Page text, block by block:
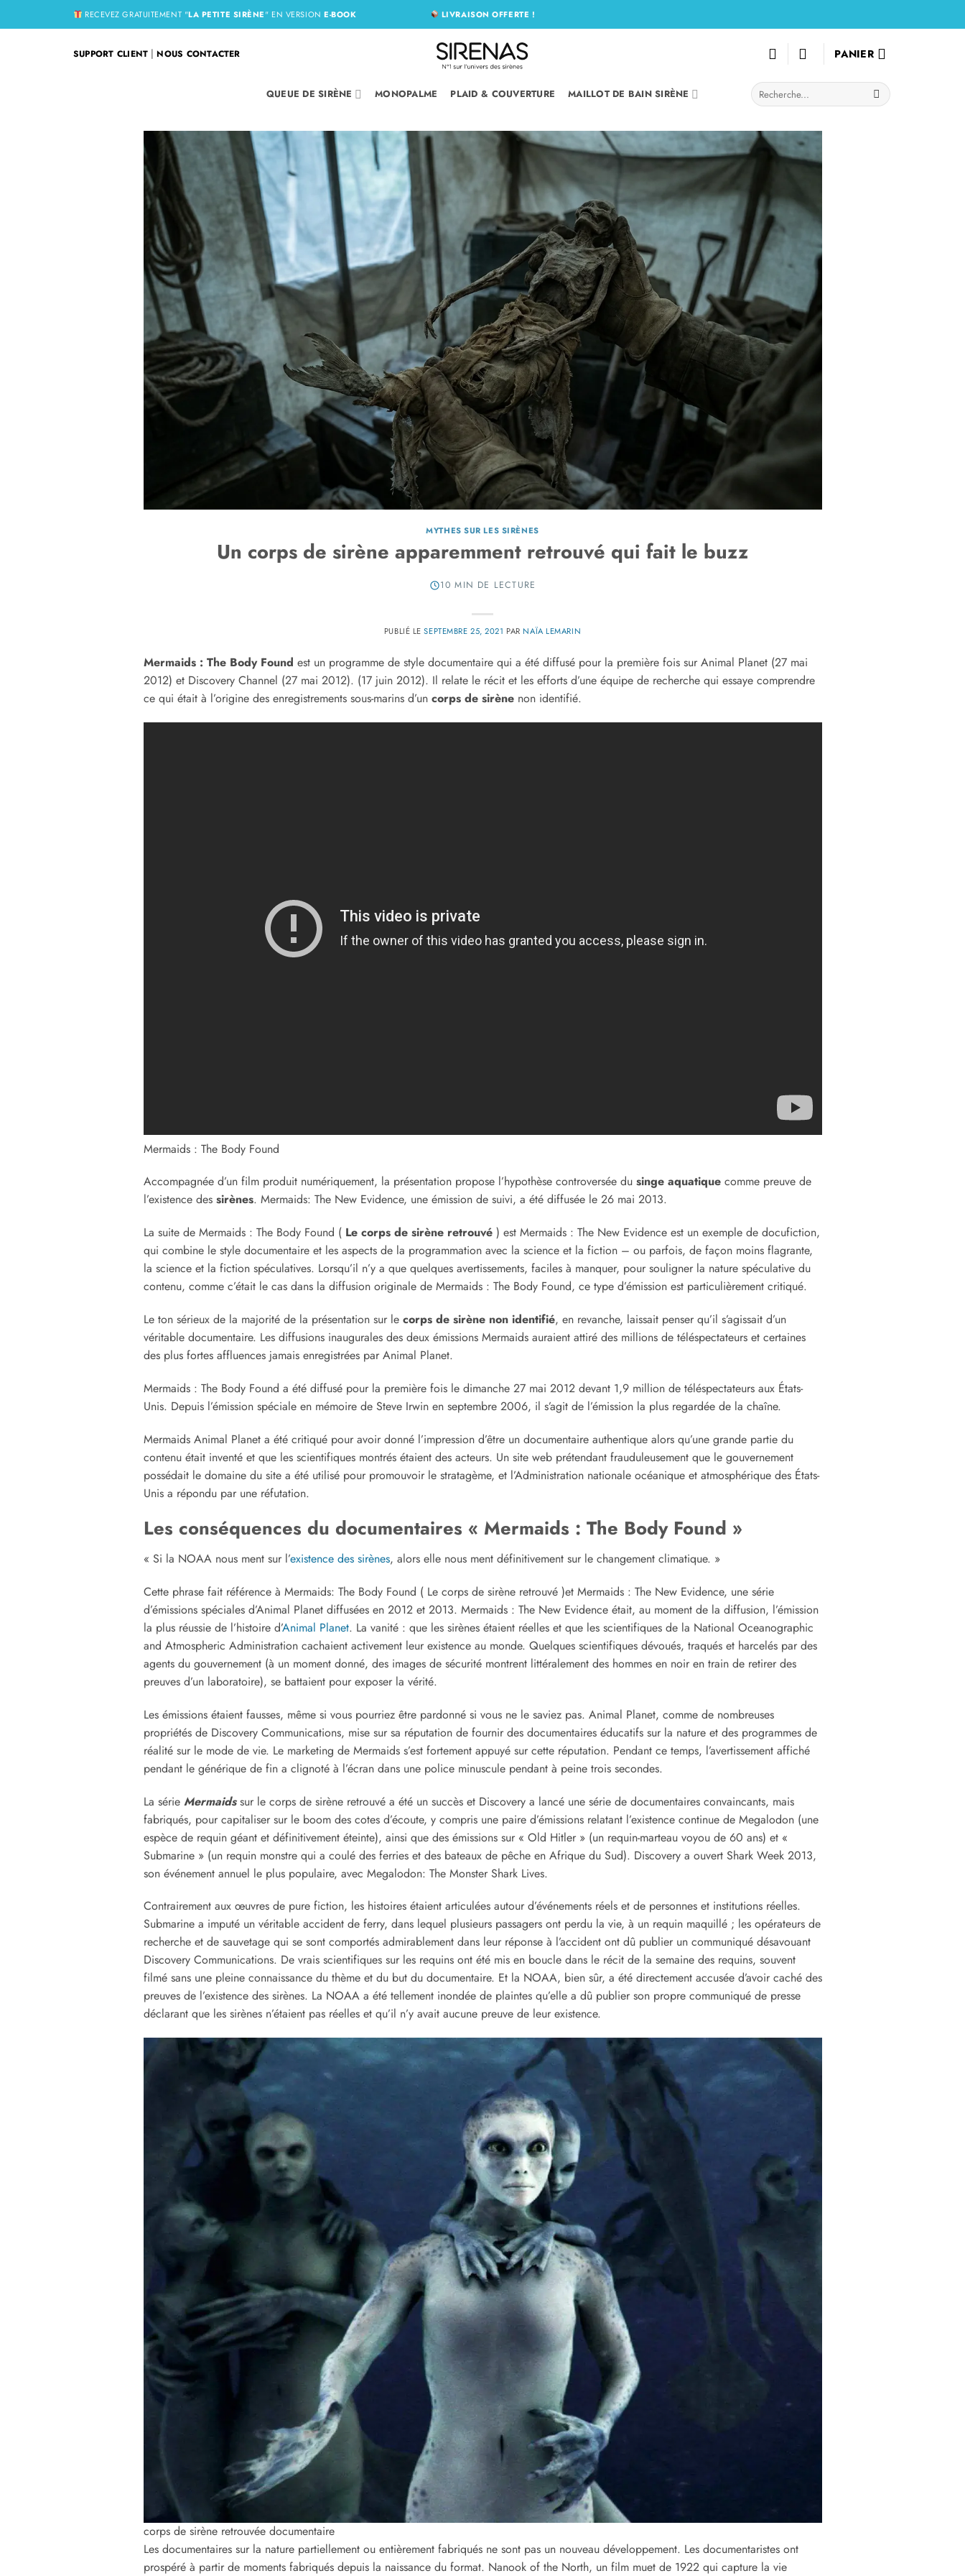
au
RECEVEZ GRATUITEMENT "LA PETITE SIRÈNE" EN VERSIONE-BOOK LIVRAISON OFFERTE !
SUPPORT CLIENT |NOUS CONTACTER PANIER
QUEUE DE SIRÈNE MONOPALME PLAID & COUVERTURE MAILLOT DE BAIN SIRÈNE
Recherche
pour :
MYTHES SUR LES SIRÈNES
Un corps de sirène apparemment retrouvé qui fait le buzz
10 MIN DE LECTURE
PUBLIÉ LESEPTEMBRE 25, 2021 PARNAÏA LEMARIN
Mermaids : The Body Found est un programme de style documentaire qui a été diffusé pour la première fois sur Animal Planet (27 mai
2012) et Discovery Channel (27 mai 2012). (17 juin 2012). Il relate le récit et les efforts d’une équipe de recherche qui essaye comprendre
ce qui était à l’origine des enregistrements sous-marins d’un corps de sirènenon identifié.
Mermaids : The Body Found
Accompagnée d’un film produit numériquement, la présentation propose l’hypothèse controversée du singe aquatiquecomme preuve de
l’existence des sirènes. Mermaids: The New Evidence, une émission de suivi, a été diffusée le 26 mai 2013.
La suite de Mermaids : The Body Found ( Le corps de sirène retrouvé) est Mermaids : The New Evidence est un exemple de docufiction,
qui combine le style documentaire et les aspects de la programmation avec la science et la fiction – ou parfois, de façon moins flagrante,
la science et la fiction spéculatives. Lorsqu’il n’y a que quelques avertissements, faciles à manquer, pour souligner la nature spéculative du
contenu, comme c’était le cas dans la diffusion originale de Mermaids : The Body Found, ce type d’émission est particulièrement critiqué.
Le ton sérieux de la majorité de la présentation sur le corps de sirène non identifié, en revanche, laissait penser qu’il s’agissait d’un
véritable documentaire. Les diffusions inaugurales des deux émissions Mermaids auraient attiré des millions de téléspectateurs et certaines
des plus fortes affluences jamais enregistrées par Animal Planet.
Mermaids : The Body Found a été diffusé pour la première fois le dimanche 27 mai 2012 devant 1,9 million de téléspectateurs aux États-
Unis. Depuis l’émission spéciale en mémoire de Steve Irwin en septembre 2006, il s’agit de l’émission la plus regardée de la chaîne.
Mermaids Animal Planet a été critiqué pour avoir donné l’impression d’être un documentaire authentique alors qu’une grande partie du
contenu était inventé et que les scientifiques montrés étaient des acteurs. Un site web prétendant frauduleusement que le gouvernement
possédait le domaine du site a été utilisé pour promouvoir le stratagème, et l’Administration nationale océanique et atmosphérique des États-
Unis a répondu par une réfutation.
Les conséquences du documentaires « Mermaids : The Body Found »
« Si la NOAA nous ment sur l’existence des sirènes, alors elle nous ment définitivement sur le changement climatique. »
Cette phrase fait référence à Mermaids: The Body Found ( Le corps de sirène retrouvé )et Mermaids : The New Evidence, une série
d’émissions spéciales d’Animal Planet diffusées en 2012 et 2013. Mermaids : The New Evidence était, au moment de la diffusion, l’émission
la plus réussie de l’histoire d’Animal Planet. La vanité : que les sirènes étaient réelles et que les scientifiques de la National Oceanographic
and Atmospheric Administration cachaient activement leur existence au monde. Quelques scientifiques dévoués, traqués et harcelés par des
agents du gouvernement (à un moment donné, des images de sécurité montrent littéralement des hommes en noir en train de retirer des
preuves d’un laboratoire), se battaient pour exposer la vérité.
Les émissions étaient fausses, même si vous pourriez être pardonné si vous ne le saviez pas. Animal Planet, comme de nombreuses
propriétés de Discovery Communications, mise sur sa réputation de fournir des documentaires éducatifs sur la nature et des programmes de
réalité sur le mode de vie. Le marketing de Mermaids s’est fortement appuyé sur cette réputation. Pendant ce temps, l’avertissement affiché
pendant le générique de fin a clignoté à l’écran dans une police minuscule pendant à peine trois secondes.
La série Mermaidssur le corps de sirène retrouvé a été un succès et Discovery a lancé une série de documentaires convaincants, mais
fabriqués, pour capitaliser sur le boom des cotes d’écoute, y compris une paire d’émissions relatant l’existence continue de Megalodon (une
espèce de requin géant et définitivement éteinte), ainsi que des émissions sur « Old Hitler » (un requin-marteau voyou de 60 ans) et «
Submarine » (un requin monstre qui a coulé des ferries et des bateaux de pêche en Afrique du Sud). Discovery a ouvert Shark Week 2013,
son événement annuel le plus populaire, avec Megalodon: The Monster Shark Lives.
Contrairement aux œuvres de pure fiction, les histoires étaient articulées autour d’événements réels et de personnes et institutions réelles.
Submarine a imputé un véritable accident de ferry, dans lequel plusieurs passagers ont perdu la vie, à un requin maquillé ; les opérateurs de
recherche et de sauvetage qui se sont comportés admirablement dans leur réponse à l’accident ont dû publier un communiqué désavouant
Discovery Communications. De vrais scientifiques sur les requins ont été mis en boucle dans le récit de la semaine des requins, souvent
filmé sans une pleine connaissance du thème et du but du documentaire. Et la NOAA, bien sûr, a été directement accusée d’avoir caché des
preuves de l’existence des sirènes. La NOAA a été tellement inondée de plaintes qu’elle a dû publier son propre communiqué de presse
déclarant que les sirènes n’étaient pas réelles et qu’il n’y avait aucune preuve de leur existence.
corps de sirène retrouvée documentaire
Les documentaires sur la nature partiellement ou entièrement fabriqués ne sont pas un nouveau développement. Les documentaristes ont
prospéré à partir de moments fabriqués depuis la naissance du format. Nanook of the North, un film muet de 1922 qui capture la vie